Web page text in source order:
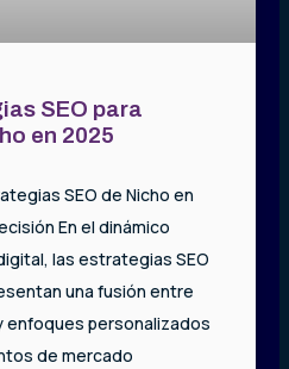
SEO para
en 2025
SEO de Nicho en
En el dinámico
las estrategias SEO
una fusión entre
enfoques personalizados
de mercado